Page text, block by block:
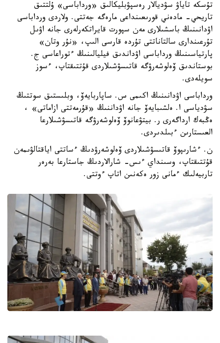
تۇسكە تاياۋ سۋديالار رەسپۋبليكالىق «ورداباسى» ۇلتتىق
تاريحي- مادەني قورىعىنداعى مارەگە جەتتى. ولاردى ورداباسى
اۋدانىنىڭ باسشىلارى مەن سپورت قايراتكەرلەرى جانە اۋىل
تۇرعىندارى سالتاناتتى تۇردە قارسى الىپ، «نۇر وتان»
پارتياسىنىڭ ورداباسى اۋداندىق فيليالىنىڭ ءتوراعاسى ج.
بوستاندىق ۆەلوشەرۋگە قاتىسۋشىلاردى قۇتتىقتاپ، ءسوز
سويلەدى.
ورداباسى اۋدانىنىڭ اكىمى س. ساپاربايەۆ، وبلىستىق سوتتىڭ
سۋدياسى ا. ەلشىبايەۆ جانە اۋداننىڭ «قۇرمەتتى ازاماتى» ،
ەڭبەك ارداگەرى ر. بيتۋعانوۆ ۆەلوشەرۋگە قاتىسۋشىلارعا
العىستارىن ءبىلدىردى.
ن. ءشارىپوۆ قاتىسۋشىلاردى ۆەلوشەرۋدىڭ ءساتتى اياقتالۋىمەن
قۇتتىقتاپ، وسىنداي ءىس- شارالاردىڭ جاستارعا بەرەر
تاربيەلىك ءمانى زور ەكەنىن اتاپ ءوتتى.